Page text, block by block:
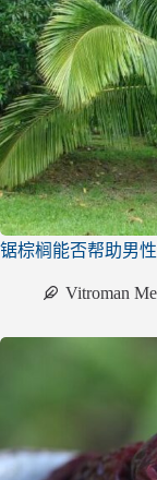
锯棕榈能否帮助男性
Vitroman